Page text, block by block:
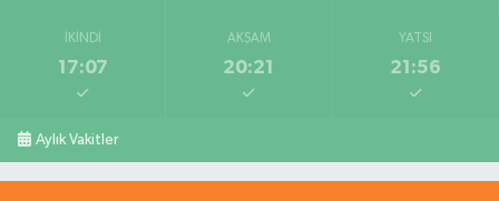
İKINDI
17:07
AKŞAM
20:21
YATSI
21:56
Aylık Vakitler